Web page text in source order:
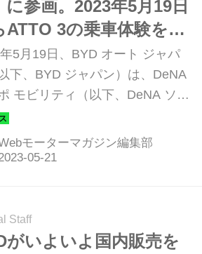
に参画。2023年5月19日
ATTO 3の乗車体験を受
始5月19日、BYD オート ジャパ
下、BYD ジャパン）は、DeNA
モビリティ（以下、DeNA ソン
協働し、DeNA ソンポが運営す
シェアサービス「エニカ」を通
e-SUV「ATTO 3（アットスリ
モーターマガジン編集部
Staff
がいよいよ国内販売を